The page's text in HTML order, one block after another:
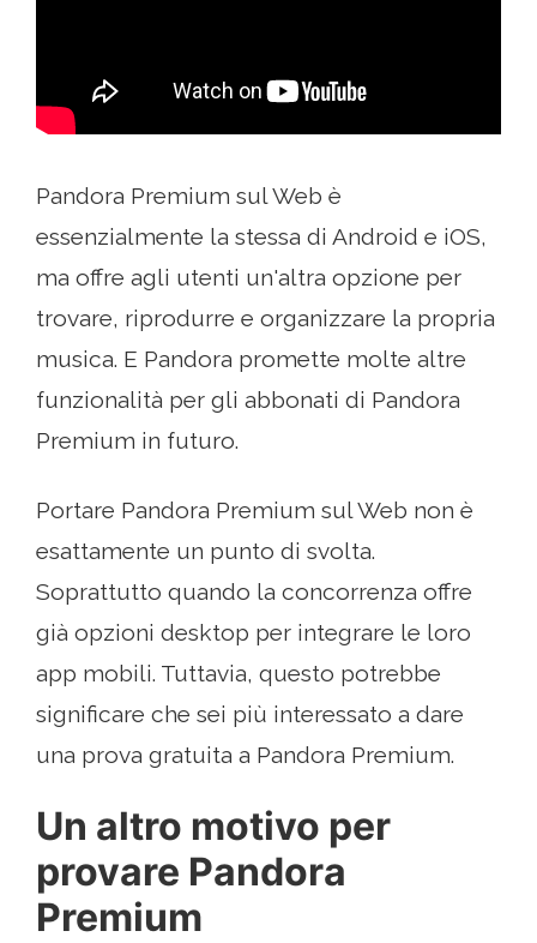
Pandora Premium sul Web è
essenzialmente la stessa di Android e iOS,
ma offre agli utenti un'altra opzione per
trovare, riprodurre e organizzare la propria
musica. E Pandora promette molte altre
funzionalità per gli abbonati di Pandora
Premium in futuro.
Portare Pandora Premium sul Web non è
esattamente un punto di svolta.
Soprattutto quando la concorrenza offre
già opzioni desktop per integrare le loro
app mobili. Tuttavia, questo potrebbe
significare che sei più interessato a dare
una prova gratuita a Pandora Premium.
Un altro motivo per
provare Pandora
Premium